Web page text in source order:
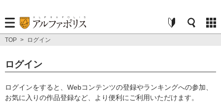
TOP > ログイン
ログイン
ログインをすると、Webコンテンツの登録やランキングへの参加、
お気に入りの作品登録など、より便利にご利用いただけます。